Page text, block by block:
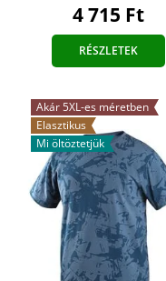
4 715 Ft
RÉSZLETEK
Akár 5XL-es méretben
Elasztikus
Mi öltöztetjük